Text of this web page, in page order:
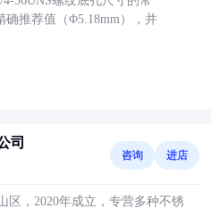
确推荐值（Φ5.18mm），并
司
咨询 进店
区，2020年成立，专营多种不锈